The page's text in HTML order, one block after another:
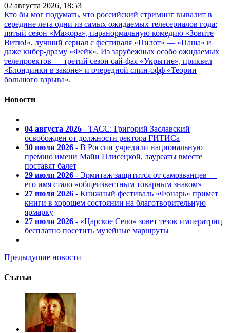
02 августа 2026, 18:53
Кто бы мог подумать, что российский стриминг вывалит в
середине лета одни из самых ожидаемых телесериалов года:
пятый сезон «Мажора», паранормальную комедию «Зовите
Витю!», лучший сериал с фестиваля «Пилот» — «Паша» и
даже кибер-драму «Фейк». Из зарубежных особо ожидаемых
телепроектов — третий сезон сай-фая «Укрытие», приквел
«Блондинки в законе» и очередной спин-офф «Теории
большого взрыва».
Новости
04 августа 2026 - ТАСС: Григорий Заславский
освобожден от должности ректора ГИТИСа
30 июля 2026 - В России учредили национальную
премию имени Майи Плисецкой, лауреаты вместе
поставят балет
29 июля 2026 - Эрмитаж защитится от самозванцев —
его имя стало «общеизвестным товарным знаком»
27 июля 2026 - Книжный фестиваль «Фонарь» примет
книги в хорошем состоянии на благотворительную
ярмарку
27 июля 2026 - «Царское Село» зовет тезок императриц
бесплатно посетить музейные маршруты
Предыдущие новости
Статьи